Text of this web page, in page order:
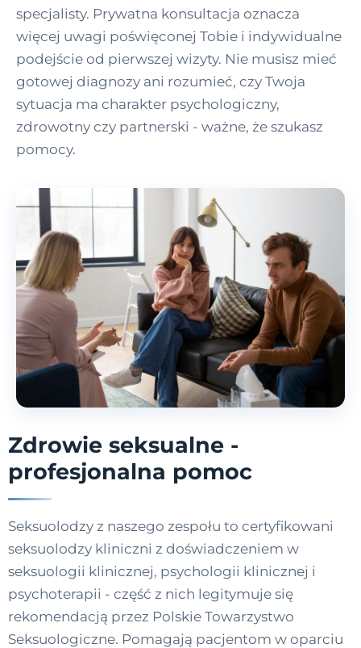
specjalisty. Prywatna konsultacja oznacza
więcej uwagi poświęconej Tobie i indywidualne
podejście od pierwszej wizyty. Nie musisz mieć
gotowej diagnozy ani rozumieć, czy Twoja
sytuacja ma charakter psychologiczny,
zdrowotny czy partnerski - ważne, że szukasz
pomocy.
Zdrowie seksualne -
profesjonalna pomoc
Seksuolodzy z naszego zespołu to certyfikowani
seksuolodzy kliniczni z doświadczeniem w
seksuologii klinicznej, psychologii klinicznej i
psychoterapii - część z nich legitymuje się
rekomendacją przez Polskie Towarzystwo
Seksuologiczne. Pomagają pacjentom w oparciu